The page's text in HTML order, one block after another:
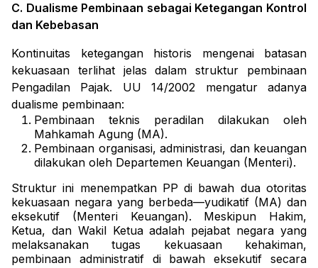
C. Dualisme Pembinaan sebagai Ketegangan Kontrol
dan Kebebasan
Kontinuitas ketegangan historis mengenai batasan
kekuasaan terlihat jelas dalam struktur pembinaan
Pengadilan Pajak. UU 14/2002 mengatur adanya
dualisme pembinaan:
Pembinaan teknis peradilan dilakukan oleh
Mahkamah Agung (MA).
Pembinaan organisasi, administrasi, dan keuangan
dilakukan oleh Departemen Keuangan (Menteri).
Struktur ini menempatkan PP di bawah dua otoritas
kekuasaan negara yang berbeda—yudikatif (MA) dan
eksekutif (Menteri Keuangan). Meskipun Hakim,
Ketua, dan Wakil Ketua adalah pejabat negara yang
melaksanakan tugas kekuasaan kehakiman,
pembinaan administratif di bawah eksekutif secara